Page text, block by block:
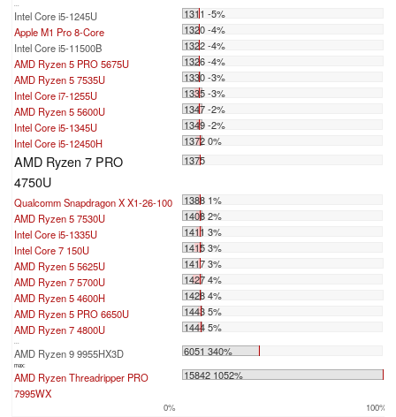
Intel Core i5-1245U
1311 -5%
Apple M1 Pro 8-Core
1320 -4%
Intel Core i5-11500B
1322 -4%
AMD Ryzen 5 PRO 5675U
1326 -4%
AMD Ryzen 5 7535U
1330 -3%
Intel Core i7-1255U
1335 -3%
AMD Ryzen 5 5600U
1347 -2%
Intel Core i5-1345U
1349 -2%
Intel Core i5-12450H
1372 0%
AMD Ryzen 7 PRO
4750U
1375
Qualcomm Snapdragon X X1-26-100
1388 1%
AMD Ryzen 5 7530U
1408 2%
Intel Core i5-1335U
1411 3%
Intel Core 7 150U
1415 3%
AMD Ryzen 5 5625U
1417 3%
AMD Ryzen 7 5700U
1427 4%
AMD Ryzen 5 4600H
1428 4%
AMD Ryzen 5 PRO 6650U
1443 5%
AMD Ryzen 7 4800U
1444 5%
AMD Ryzen 9 9955HX3D 6051 340%
max:
AMD Ryzen Threadripper PRO
7995WX
15842 1052%
0% 100%